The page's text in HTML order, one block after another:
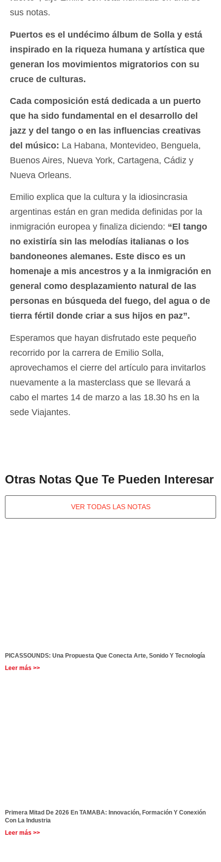
sus notas.
Puertos es el undécimo álbum de Solla y está
inspirado en la riqueza humana y artística que
generan los movimientos migratorios con su
cruce de culturas.
Cada composición está dedicada a un puerto
que ha sido fundamental en el desarrollo del
jazz y del tango o en las influencias creativas
del músico: La Habana, Montevideo, Benguela,
Buenos Aires, Nueva York, Cartagena, Cádiz y
Nueva Orleans.
Emilio explica que la cultura y la idiosincrasia
argentinas están en gran medida definidas por la
inmigración europea y finaliza diciendo: “El tango
no existiría sin las melodías italianas o los
bandoneones alemanes. Este disco es un
homenaje a mis ancestros y a la inmigración en
general como desplazamiento natural de las
personas en búsqueda del fuego, del agua o de
tierra fértil donde criar a sus hijos en paz”.
Esperamos que hayan disfrutado este pequeño
recorrido por la carrera de Emilio Solla,
aprovechamos el cierre del artículo para invitarlos
nuevamente a la masterclass que se llevará a
cabo el martes 14 de marzo a las 18.30 hs en la
sede Viajantes.
Otras Notas Que Te Pueden Interesar
VER TODAS LAS NOTAS
PICASSOUNDS: Una Propuesta Que Conecta Arte, Sonido Y Tecnología
Leer más >>
Primera Mitad De 2026 En TAMABA: Innovación, Formación Y Conexión
Con La Industria
Leer más >>